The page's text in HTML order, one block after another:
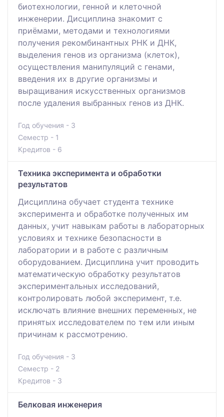
биотехнологии, генной и клеточной
инженерии. Дисциплина знакомит с
приёмами, методами и технологиями
получения рекомбинантных РНК и ДНК,
выделения генов из организма (клеток),
осуществления манипуляций с генами,
введения их в другие организмы и
выращивания искусственных организмов
после удаления выбранных генов из ДНК.
Год обучения - 3
Семестр - 1
Кредитов - 6
Техника эксперимента и обработки
результатов
Дисциплина обучает студента технике
эксперимента и обработке полученных им
данных, учит навыкам работы в лабораторных
условиях и технике безопасности в
лаборатории и в работе с различным
оборудованием. Дисциплина учит проводить
математическую обработку результатов
экспериментальных исследований,
контролировать любой эксперимент, т.е.
исключать влияние внешних переменных, не
принятых исследователем по тем или иным
причинам к рассмотрению.
Год обучения - 3
Семестр - 2
Кредитов - 3
Белковая инженерия